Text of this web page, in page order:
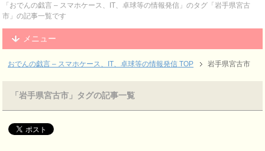
「おでんの戯言 – スマホケース、IT、卓球等の情報発信」のタグ「岩手県宮古
市」の記事一覧です
メニュー
おでんの戯言 – スマホケース、IT、卓球等の情報発信 TOP 岩手県宮古市
「岩手県宮古市」タグの記事一覧